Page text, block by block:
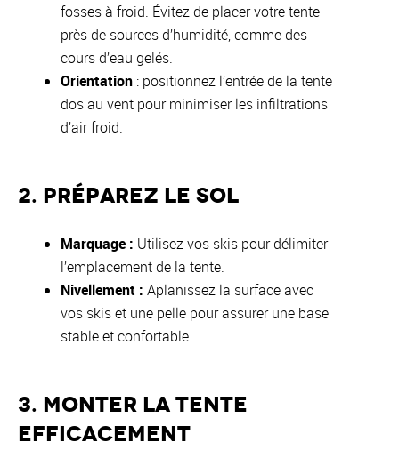
fosses à froid. Évitez de placer votre tente
près de sources d’humidité, comme des
cours d’eau gelés.
Orientation : positionnez l’entrée de la tente
dos au vent pour minimiser les infiltrations
d’air froid.
2. Préparez le sol
Marquage : Utilisez vos skis pour délimiter
l’emplacement de la tente.
Nivellement : Aplanissez la surface avec
vos skis et une pelle pour assurer une base
stable et confortable.
3. Monter la tente
efficacement